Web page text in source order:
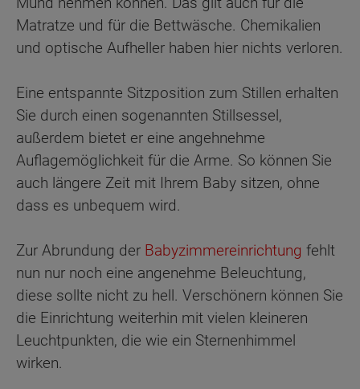
Matratze und für die Bettwäsche. Chemikalien
und optische Aufheller haben hier nichts verloren.
Eine entspannte Sitzposition zum Stillen erhalten
Sie durch einen sogenannten Stillsessel,
außerdem bietet er eine angehnehme
Auflagemöglichkeit für die Arme. So können Sie
auch längere Zeit mit Ihrem Baby sitzen, ohne
dass es unbequem wird.
Zur Abrundung der Babyzimmereinrichtung fehlt
nun nur noch eine angenehme Beleuchtung,
diese sollte nicht zu hell. Verschönern können Sie
die Einrichtung weiterhin mit vielen kleineren
Leuchtpunkten, die wie ein Sternenhimmel
wirken.